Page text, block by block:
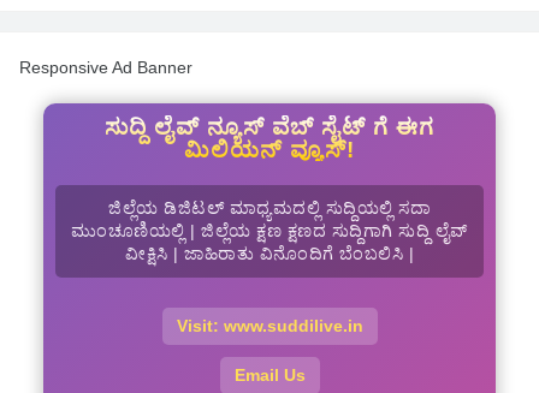
Responsive Ad Banner
ಸುದ್ದಿ ಲೈವ್ ನ್ಯೂಸ್ ವೆಬ್ ಸೈಟ್ ಗೆ ಈಗ
ಮಿಲಿಯನ್ ವ್ಯೂಸ್!
ಜಿಲ್ಲೆಯ ಡಿಜಿಟಲ್ ಮಾಧ್ಯಮದಲ್ಲಿ ಸುದ್ದಿಯಲ್ಲಿ ಸದಾ
ಮುಂಚೂಣಿಯಲ್ಲಿ | ಜಿಲ್ಲೆಯ ಕ್ಷಣ ಕ್ಷಣದ ಸುದ್ದಿಗಾಗಿ ಸುದ್ದಿ ಲೈವ್
ವೀಕ್ಷಿಸಿ | ಜಾಹಿರಾತು ವಿನೊಂದಿಗೆ ಬೆಂಬಲಿಸಿ |
Visit: www.suddilive.in
Email Us